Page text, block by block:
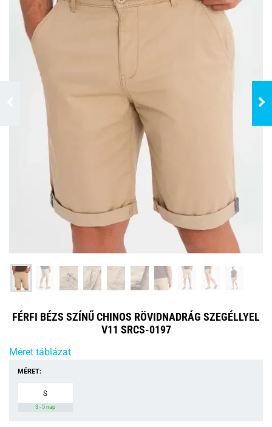
FÉRFI BÉZS SZÍNŰ CHINOS RÖVIDNADRÁG SZEGÉLLYEL
V11 SRCS-0197
Méret táblázat
MÉRET:
S
3 - 5 nap